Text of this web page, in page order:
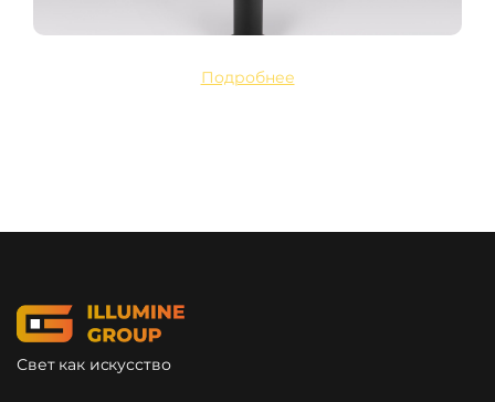
Подробнее
Свет как искусство